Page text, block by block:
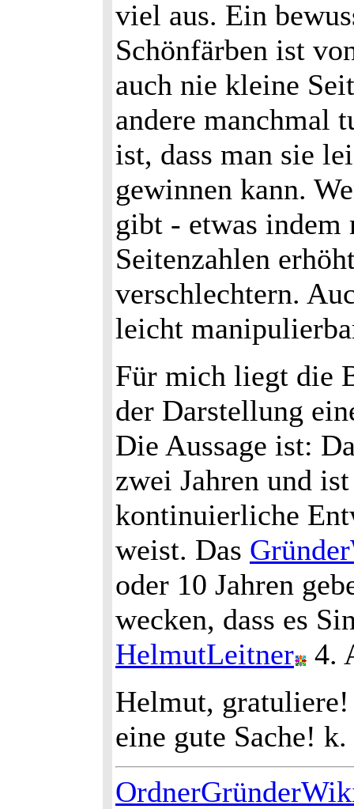
viel aus. Ein
Schönfärben ist
auch nie kleine
andere manchmal
ist, dass man sie
gewinnen kann.
gibt - etwas
Seitenzahlen
verschlechtern.
leicht
Für mich liegt die
der Darstellung
Die Aussage ist:
zwei Jahren und
kontinuierliche
weist. Das
oder 10 Jahren
wecken, dass es
HelmutLeitner
4.
Helmut,
eine gute Sache! k.